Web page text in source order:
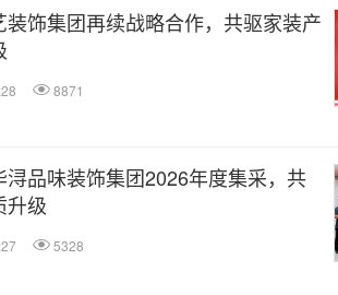
装饰集团再续战略合作，共驱家装产
8871
浔品味装饰集团2026年度集采，共
升级
5328